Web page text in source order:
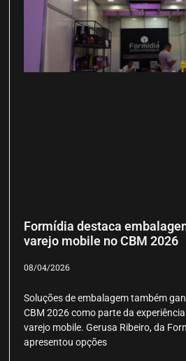
Formídia destaca
varejo mobile no CBM 2026
08/04/2026
Soluções de embalagem também
CBM 2026 como parte da
varejo mobile. Gerusa Ribeiro, da
apresentou opções